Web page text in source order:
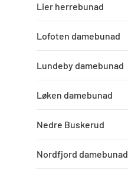
Lier herrebunad
Lofoten damebunad
Lundeby damebunad
Løken damebunad
Nedre Buskerud
Nordfjord damebunad